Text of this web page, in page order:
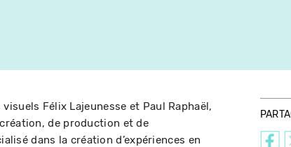
Félix Lajeunesse et Paul Raphaël,
de production et de
dans la création d’expériences en